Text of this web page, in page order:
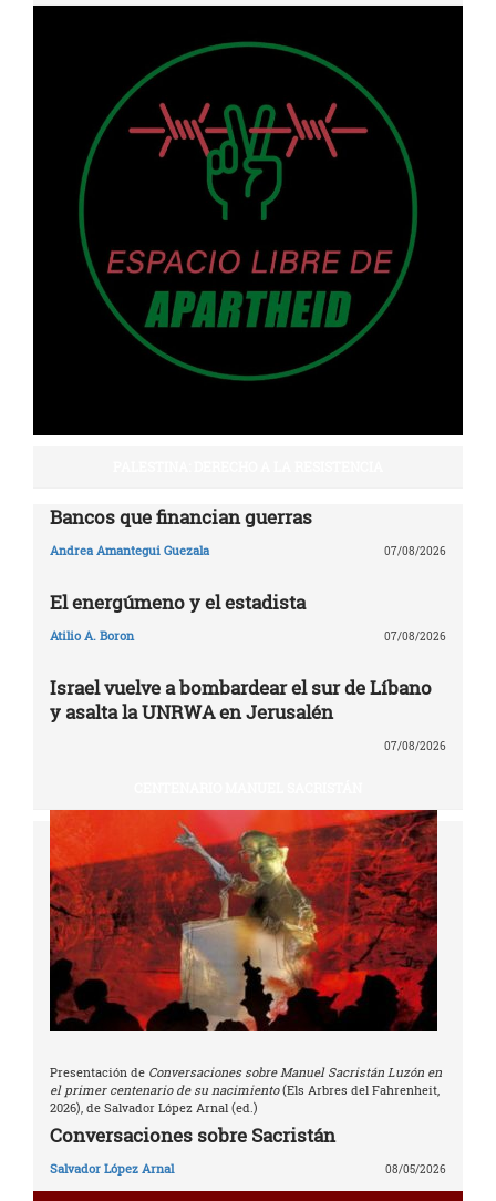
Bancos que financian guerras
Andrea Amantegui Guezala 07/08/2026
El energúmeno y el estadista
Atilio A. Boron 07/08/2026
Israel vuelve a bombardear el sur de Líbano
y asalta la UNRWA en Jerusalén
07/08/2026
Presentación de Conversaciones sobre Manuel Sacristán Luzón en
el primer centenario de su nacimiento(Els Arbres del Fahrenheit,
2026), de Salvador López Arnal (ed.)
Conversaciones sobre Sacristán
Salvador López Arnal 08/05/2026